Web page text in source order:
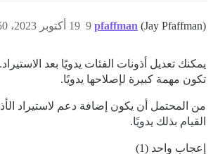
pfaffman (Jay Pfaffman) 19 أكتوبر 2023، 9:50ص 9
يمكنك تعديل أذونات الفئات يدويًا بعد
تكون مهمة كبيرة لإصلاحها يدويًا.
من المحتمل أن يكون إضافة دعم لاستيراد
القيام بذلك يدويًا.
إعجاب واحد (1)